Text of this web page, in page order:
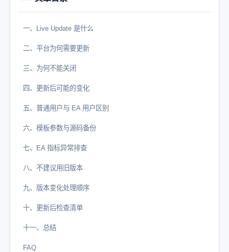
一、Live Update 是什么
二、平台为何需要更新
三、为何不能关闭
四、更新后可能的变化
五、普通用户与 EA 用户区别
六、模板参数与源码备份
七、EA 指标异常排查
八、不建议用旧版本
九、版本变化处理顺序
十、更新后检查清单
十一、总结
FAQ